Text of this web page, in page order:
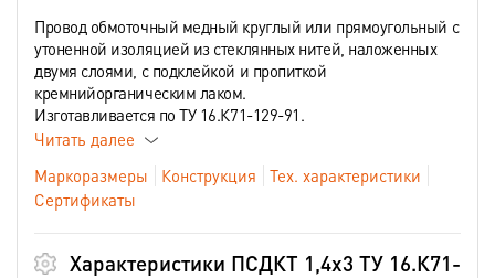
Провод обмоточный медный круглый или прямоугольный с
утоненной изоляцией из стеклянных нитей, наложенных
двумя слоями, с подклейкой и пропиткой
кремнийорганическим лаком.
Изготавливается по ТУ 16.К71-129-91.
Читать далее
Маркоразмеры
Конструкция
Тех. характеристики
Сертификаты
Характеристики ПСДКТ 1,4х3 ТУ 16.К71-